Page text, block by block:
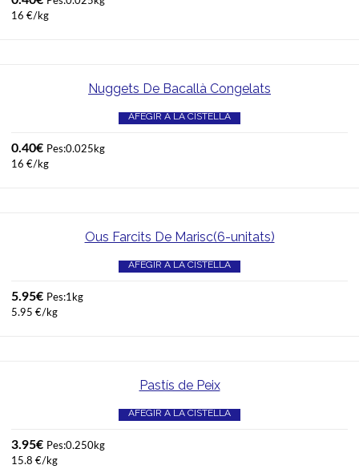
16 €/kg
Nuggets De Bacallà Congelats
AFEGIR A LA CISTELLA
0.40€ Pes:0.025kg
16 €/kg
Ous Farcits De Marisc(6-unitats)
AFEGIR A LA CISTELLA
5.95€ Pes:1kg
5.95 €/kg
Pastís de Peix
AFEGIR A LA CISTELLA
3.95€ Pes:0.250kg
15.8 €/kg